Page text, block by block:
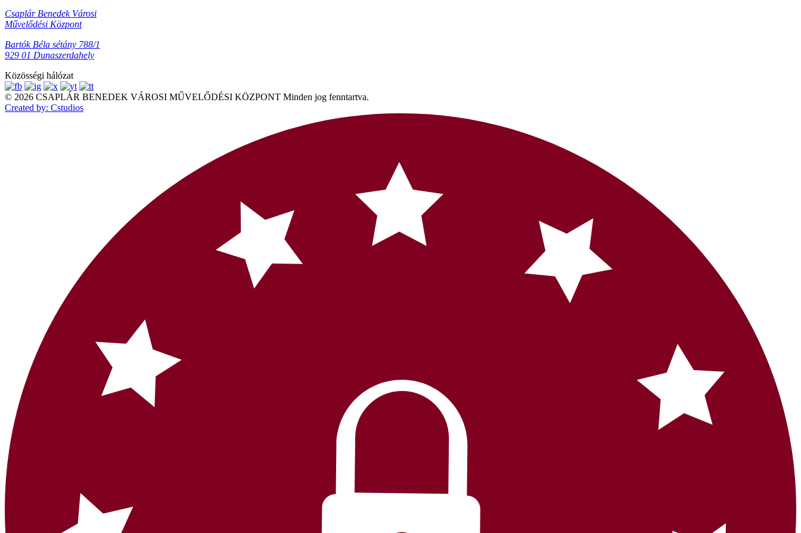
Csaplár Benedek Városi
Művelődési Központ
Bartók Béla sétány 788/1
929 01 Dunaszerdahely
Közösségi hálózat
© 2026 CSAPLÁR BENEDEK VÁROSI MŰVELŐDÉSI KÖZPONT Minden jog fenntartva.
Created by: Cstudios